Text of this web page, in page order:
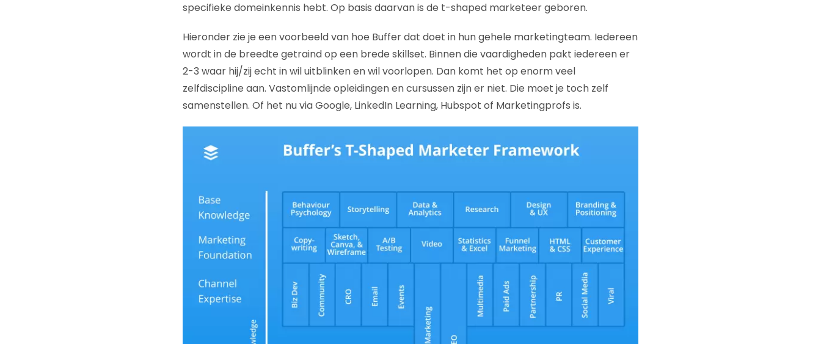
specifieke domeinkennis hebt. Op basis daarvan is de t-shaped marketeer geboren.
Hieronder zie je een voorbeeld van hoe Buffer dat doet in hun gehele marketingteam. Iedereen
wordt in de breedte getraind op een brede skillset. Binnen die vaardigheden pakt iedereen er
2-3 waar hij/zij echt in wil uitblinken en wil voorlopen. Dan komt het op enorm veel
zelfdiscipline aan. Vastomlijnde opleidingen en cursussen zijn er niet. Die moet je toch zelf
samenstellen. Of het nu via Google, LinkedIn Learning, Hubspot of Marketingprofs is.